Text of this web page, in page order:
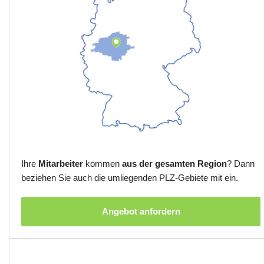
Ihre Mitarbeiter kommen aus der gesamten Region? Dann
beziehen Sie auch die umliegenden PLZ-Gebiete mit ein.
Angebot anfordern